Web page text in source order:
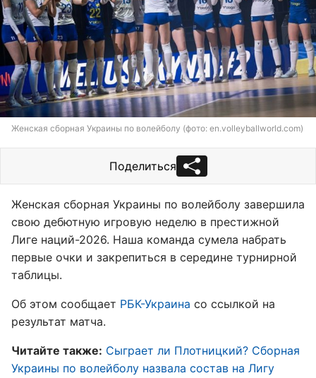
Женская сборная Украины по волейболу (фото: en.volleyballworld.com)
Поделиться
Женская сборная Украины по волейболу завершила
свою дебютную игровую неделю в престижной
Лиге наций-2026. Наша команда сумела набрать
первые очки и закрепиться в середине турнирной
таблицы.
Об этом сообщает РБК-Украина со ссылкой на
результат матча.
Читайте также: Сыграет ли Плотницкий? Сборная
Украины по волейболу назвала состав на Лигу